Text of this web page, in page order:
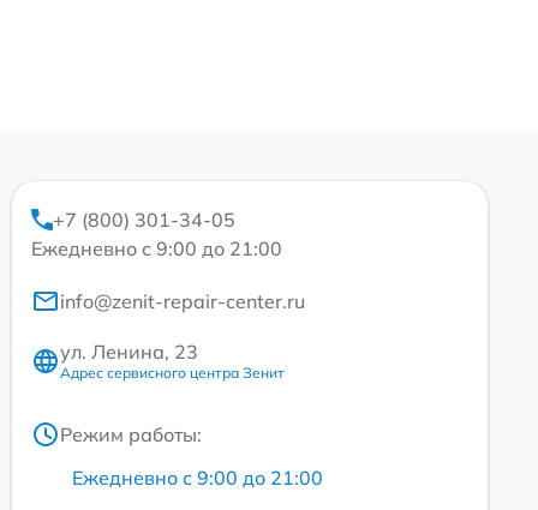
+7 (800) 301-34-05
Ежедневно с 9:00 до 21:00
info@zenit-repair-center.ru
ул. Ленина, 23
Адрес сервисного центра Зенит
Режим работы:
Ежедневно с 9:00 до 21:00